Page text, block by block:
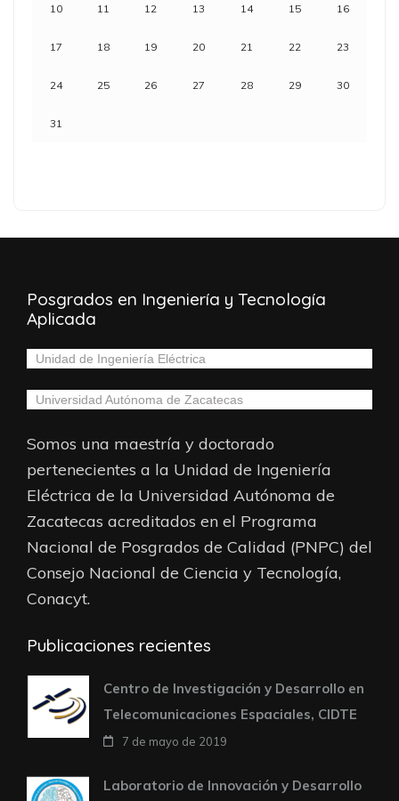
10 11 12 13 14 15 16
17 18 19 20 21 22 23
24 25 26 27 28 29 30
31
Posgrados en Ingeniería y Tecnología
Aplicada
Unidad de Ingeniería Eléctrica
Universidad Autónoma de Zacatecas
Somos una maestría y doctorado
pertenecientes a la Unidad de Ingeniería
Eléctrica de la Universidad Autónoma de
Zacatecas acreditados en el Programa
Nacional de Posgrados de Calidad (PNPC) del
Consejo Nacional de Ciencia y Tecnología,
Conacyt.
Publicaciones recientes
Centro de Investigación y Desarrollo en
Telecomunicaciones Espaciales, CIDTE
7 de mayo de 2019
Laboratorio de Innovación y Desarrollo